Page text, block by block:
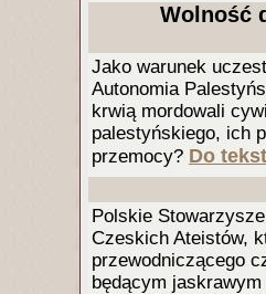
Wolność
Jako warunek
Autonomia
krwią mordowali
palestyńskiego, ich
przemocy? Do
Polskie
Czeskich Ateistów,
przewodniczącego
będącym